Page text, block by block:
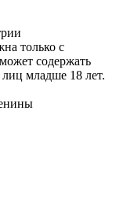
только с
содержать
младше 18 лет.